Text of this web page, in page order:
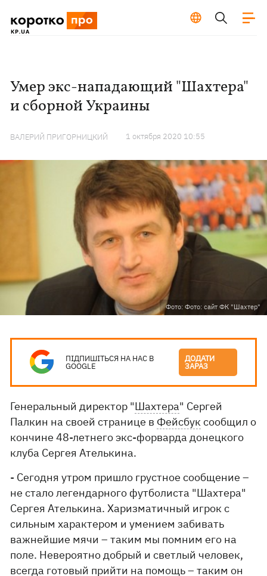
Умер экс-нападающий "Шахтера"
и сборной Украины
ВАЛЕРИЙ ПРИГОРНИЦКИЙ 1 октября 2020 10:55
Фото: Фото: сайт ФК "Шахтер"
ПІДПИШІТЬСЯ НА НАС В
GOOGLE
ДОДАТИ
ЗАРАЗ
Генеральный директор "Шахтера" Сергей
Палкин на своей странице в Фейсбуксообщил о
кончине 48-летнего экс-форварда донецкого
клуба Сергея Ателькина.
- Сегодня утром пришло грустное сообщение –
не стало легендарного футболиста "Шахтера"
Сергея Ателькина. Харизматичный игрок с
сильным характером и умением забивать
важнейшие мячи – таким мы помним его на
поле. Невероятно добрый и светлый человек,
всегда готовый прийти на помощь – таким он